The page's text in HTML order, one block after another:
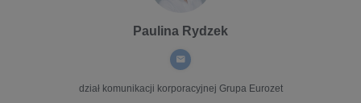
Paulina Rydzek
dział komunikacji korporacyjnej Grupa Eurozet